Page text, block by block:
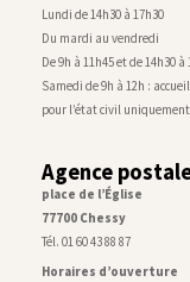
Lundi de 14h30 à 17h30
Du mardi au vendredi
De 9h à 11h45 et de 14h30 à
Samedi de 9h à 12h :
pour l’état civil uniquement
Agence
place de l’Église
77700 Chessy
Tél. 01 60 43 88 87
Horaires d’ouverture